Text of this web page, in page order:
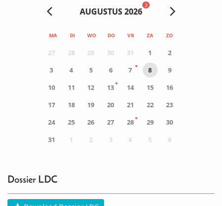
AUGUSTUS 2026
3
MA DI WO DO VR ZA ZO
27 28 29 30 31 1
2
3
4 5 6 7 8
9
10
11 12 13 14 15
16
17
18 19 20 21 22
23
24
25 26 27 28 29
30
31
1 2 3 4 5 6
Dossier LDC